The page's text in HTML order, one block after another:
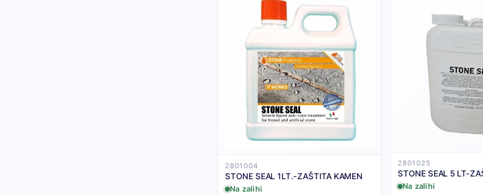
2801004
STONE SEAL 1LT.-ZAŠTITA KAMEN
Na zalihi
2801025
STONE SEAL 5 LT-
Na zalihi